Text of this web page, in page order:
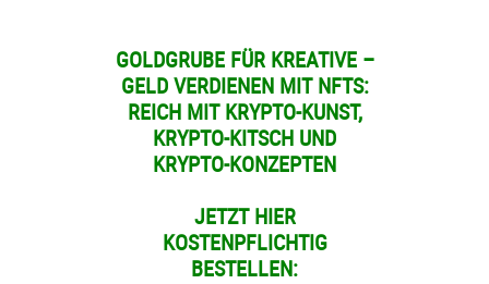
GOLDGRUBE FÜR KREATIVE –
GELD VERDIENEN MIT NFTS:
REICH MIT KRYPTO-KUNST,
KRYPTO-KITSCH UND
KRYPTO-KONZEPTEN
JETZT HIER
KOSTENPFLICHTIG
BESTELLEN: